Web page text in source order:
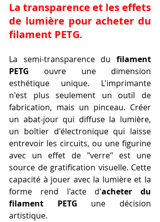
La transparence et les effets
de lumière pour acheter du
filament PETG.
La semi-transparence du filament
PETG ouvre une dimension
esthétique unique. L'imprimante
n'est plus seulement un outil de
fabrication, mais un pinceau. Créer
un abat-jour qui diffuse la lumière,
un boîtier d'électronique qui laisse
entrevoir les circuits, ou une figurine
avec un effet de "verre" est une
source de gratification visuelle. Cette
capacité à jouer avec la lumière et la
forme rend l'acte d'acheter du
filament PETG une décision
artistique.